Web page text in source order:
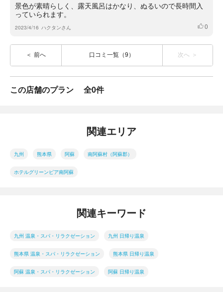
景色が素晴らしく、露天風呂はかなり、ぬるいので長時間入
っていられます。
2023/4/16 ハクタンさん いいね
0
前へ 口コミ一覧（9） 次へ
この店舗のプラン 全0件
関連エリア
九州 熊本県 阿蘇 南阿蘇村（阿蘇郡）
ホテルグリーンピア南阿蘇
関連キーワード
九州 温泉・スパ・リラクゼーション 九州 日帰り温泉
熊本県 温泉・スパ・リラクゼーション 熊本県 日帰り温泉
阿蘇 温泉・スパ・リラクゼーション 阿蘇 日帰り温泉